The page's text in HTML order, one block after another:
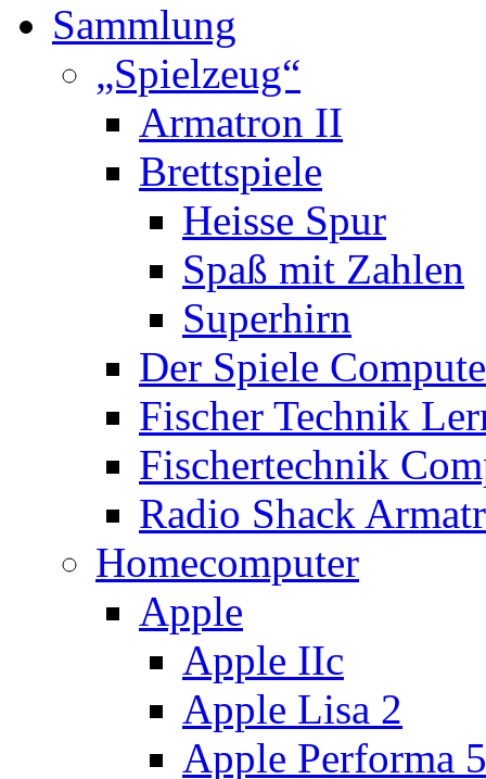
Sammlung
„Spielzeug“
Armatron II
Brettspiele
Heisse Spur
Spaß mit Zahlen
Superhirn
Der Spiele
Fischer Technik
Fischertechnik
Radio Shack
Homecomputer
Apple
Apple IIc
Apple Lisa 2
Apple Performa